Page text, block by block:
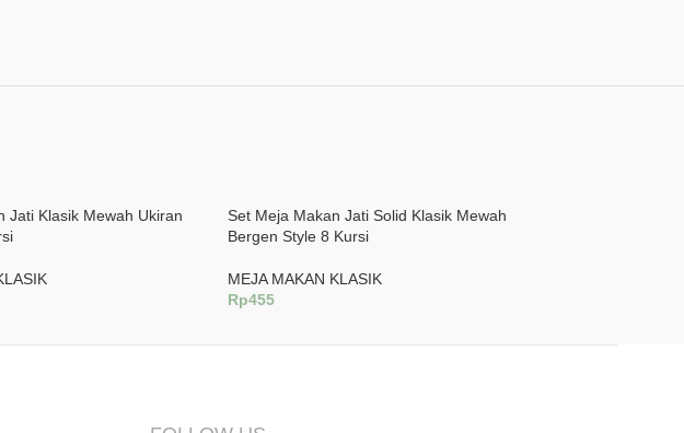
Jati Klasik Mewah Ukiran
Set Meja Makan Jati Solid Klasik Mewah
Bergen Style 8 Kursi
MEJA MAKAN KLASIK
Rp455